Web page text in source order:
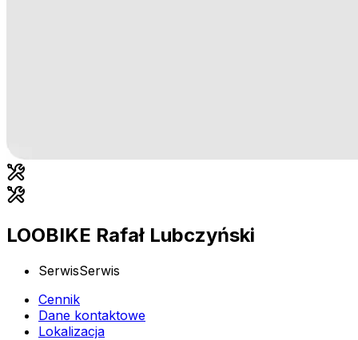
LOOBIKE Rafał Lubczyński
SerwisSerwis
Cennik
Dane kontaktowe
Lokalizacja